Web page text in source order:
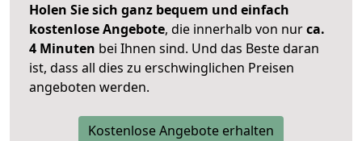
Holen Sie sich ganz bequem und einfach
kostenlose Angebote, die innerhalb von nurca.
4 Minuten bei Ihnen sind. Und das Beste daran
ist, dass all dies zu erschwinglichen Preisen
angeboten werden.
Kostenlose Angebote erhalten